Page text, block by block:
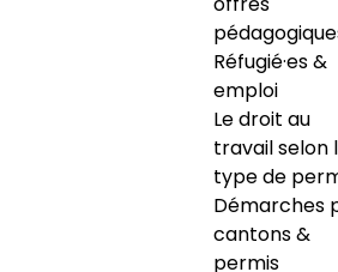
Réfugié·es &
emploi
Le droit au
travail selon
type de
Démarches
cantons &
permis